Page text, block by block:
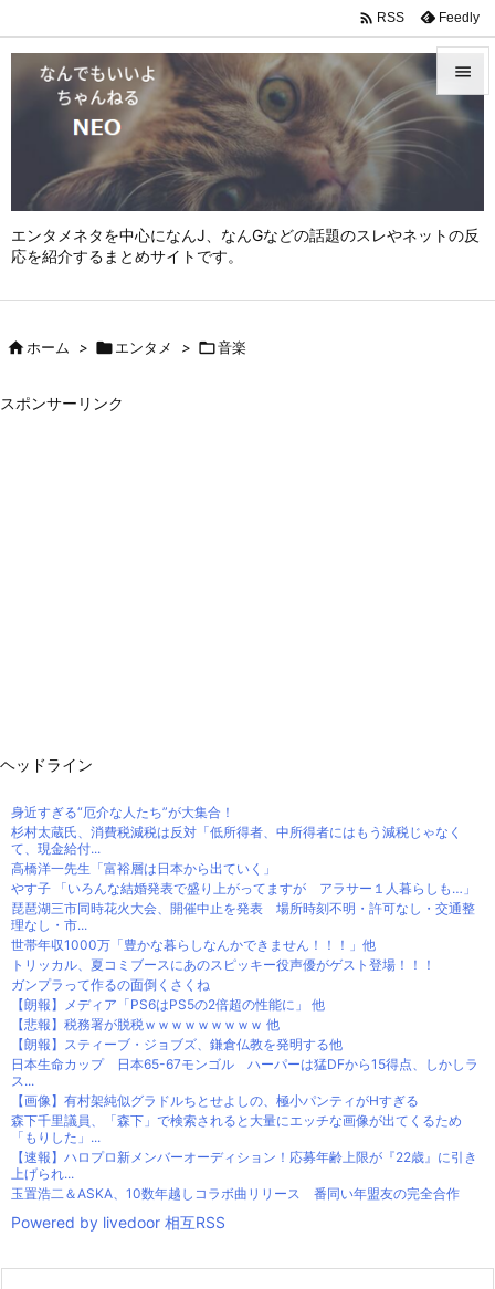
エンタメネタを中心になんJ、なんGなどの話題のスレやネットの反
応を紹介するまとめサイトです。



 RSS Feedly
ホーム > エンタメ > 音楽
スポンサーリンク
ヘッドライン
身近すぎる“厄介な人たち”が大集合！
杉村太蔵氏、消費税減税は反対「低所得者、中所得者にはもう減税じゃなく
て、現金給付...
高橋洋一先生「富裕層は日本から出ていく」
やす子 「いろんな結婚発表で盛り上がってますが アラサー１人暮らしも…」
琵琶湖三市同時花火大会、開催中止を発表 場所時刻不明・許可なし・交通整
理なし・市...
世帯年収1000万「豊かな暮らしなんかできません！！！」他
トリッカル、夏コミブースにあのスピッキー役声優がゲスト登場！！！
ガンプラって作るの面倒くさくね
【朗報】メディア「PS6はPS5の2倍超の性能に」 他
【悲報】税務署が脱税ｗｗｗｗｗｗｗｗｗ 他
【朗報】スティーブ・ジョブズ、鎌倉仏教を発明する他
日本生命カップ 日本65-67モンゴル ハーパーは猛DFから15得点、しかしラ
ス...
【画像】有村架純似グラドルちとせよしの、極小パンティがHすぎる
森下千里議員、「森下」で検索されると大量にエッチな画像が出てくるため
「もりした」...
【速報】ハロプロ新メンバーオーディション！応募年齢上限が『22歳』に引き
上げられ...
玉置浩二＆ASKA、10数年越しコラボ曲リリース 番同い年盟友の完全合作
Powered by livedoor 相互RSS